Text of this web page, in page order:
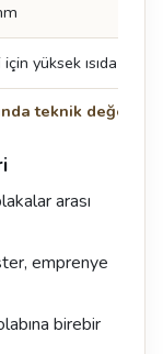
teknik değerler
yüksek ısıda iz
arası
emprenye
birebir